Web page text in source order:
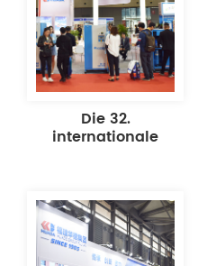
Die 32.
internationale